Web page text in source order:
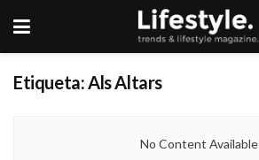
Etiqueta:Als Altars
No Content Available